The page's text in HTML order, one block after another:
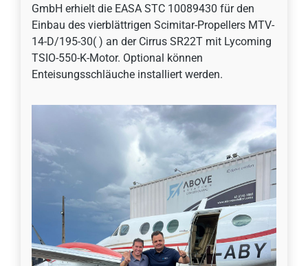
GmbH erhielt die EASA STC 10089430 für den
Einbau des vierblättrigen Scimitar-Propellers MTV-
14-D/195-30( ) an der Cirrus SR22T mit Lycoming
TSIO-550-K-Motor. Optional können
Enteisungsschläuche installiert werden.